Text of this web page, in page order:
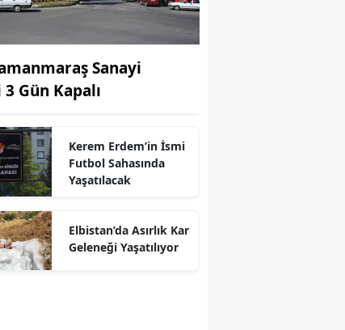
Sanayi
Gün Kapalı
Kerem Erdem’in İsmi
Futbol Sahasında
Yaşatılacak
Elbistan’da Asırlık Kar
Geleneği Yaşatılıyor